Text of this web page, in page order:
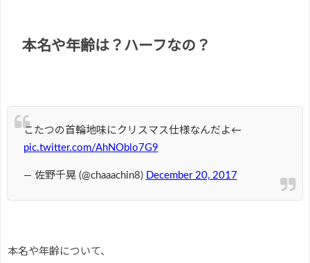
本名や年齢は？ハーフなの？
こたつの首輪地味にクリスマス仕様なんだよ←
pic.twitter.com/AhNOblo7G9
— 佐野千晃 (@chaaachin8) December 20, 2017
本名や年齢について、